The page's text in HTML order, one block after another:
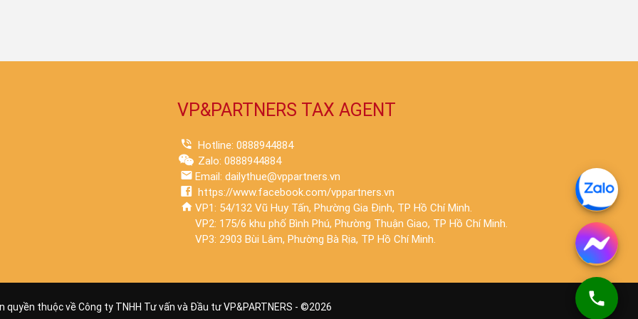
VP&PARTNERS TAX AGENT
Hotline: 0888944884
Zalo: 0888944884
Email: dailythue@vppartners.vn
https://www.facebook.com/vppartners.vn
VP1: 54/132 Vũ Huy Tấn, Phường Gia Định, TP Hồ Chí Minh.
VP2: 175/6 khu phố Bình Phú, Phường Thuận Giao, TP Hồ Chí Minh.
VP3: 2903 Bùi Lâm, Phường Bà Rịa, TP Hồ Chí Minh.
quyền thuộc về Công ty TNHH Tư vấn và Đầu tư VP&PARTNERS - ©2026